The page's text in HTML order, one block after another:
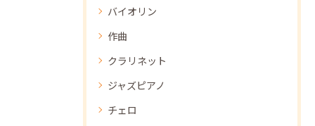
バイオリン
作曲
クラリネット
ジャズピアノ
チェロ